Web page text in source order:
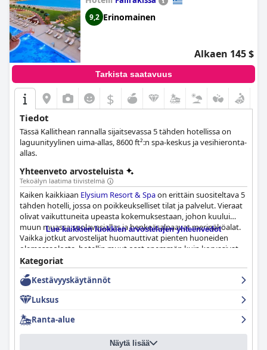
9,2 Erinomainen
Alkaen 145 $
Tarkista saatavuus
$
Tiedot
Tässä Kallithean rannalla sijaitsevassa 5 tähden hotellissa on
laguunityylinen uima-allas, 8600 ft²:n spa-keskus ja vesihieronta-
allas.
Yhteenveto arvosteluista
Tekoälyn laatima tiivistelmä
Kaiken kaikkiaan Elysium Resort & Spaon erittäin suositeltava 5
tähden hotelli, jossa on poikkeukselliset tilat ja palvelut. Vieraat
olivat vaikuttuneita upeasta kokemuksestaan, johon kuului
muun muassa suolavesiallas ja henkeäsalpaavat merinäköalat.
Vaikka jotkut arvostelijat huomauttivat pienten huoneiden
olemassaolosta, hotellin muut osat enemmän kuin korvasivat
sen. Henkilökunta oli ammattitaitoista, ystävällistä ja avuliasta
varmistaen, että vierailla oli kaikki mitä he tarvitsivat. Vaikka
jotkut kritisoivat ruokaa, monet vieraat olivat eri mieltä ja
Elysium Resort & Spa
kokemus, joka ylittää odotukset roimasti.
Lue kaikkien luokkien arvostelujen yhteenvedot
Kategoriat
Kestävyyskäytännöt
Luksus
Ranta-alue
Näytä lisää